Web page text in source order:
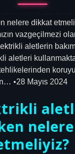
nelere dikkat
vazgeçilmezi
aletlerin
aletleri
•28 Mayıs 2024